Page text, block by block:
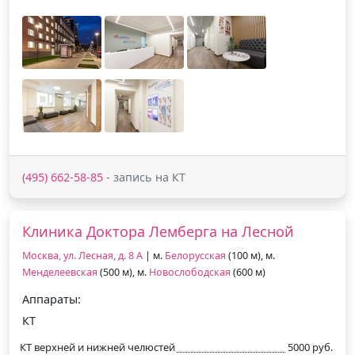
(495) 662-58-85 - запись на КТ
Клиника Доктора Лемберга на Лесной
Москва, ул. Лесная, д. 8 А | м. Белорусская (100 м), м.
Менделеевская (500 м), м. Новослободская (600 м)
Аппараты:
КТ
КТ верхней и нижней челюстей 5000 руб.